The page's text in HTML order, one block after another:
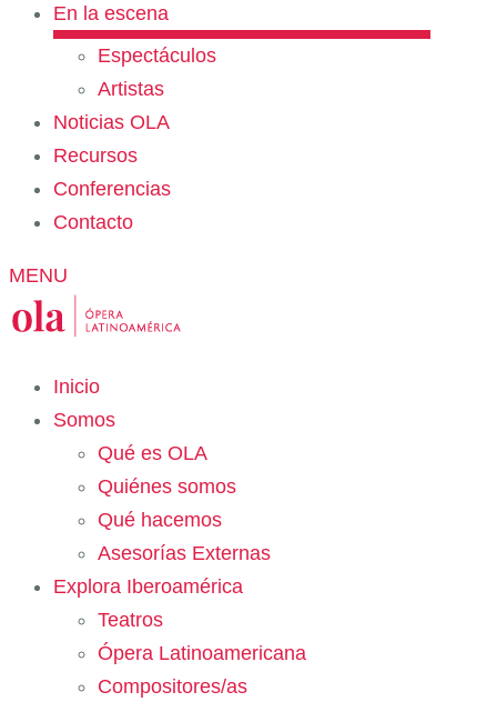
En la escena
Espectáculos
Artistas
Noticias OLA
Recursos
Conferencias
Contacto
MENU
Inicio
Somos
Qué es OLA
Quiénes somos
Qué hacemos
Asesorías Externas
Explora Iberoamérica
Teatros
Ópera Latinoamericana
Compositores/as